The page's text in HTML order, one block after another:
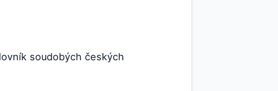
soudobých českých